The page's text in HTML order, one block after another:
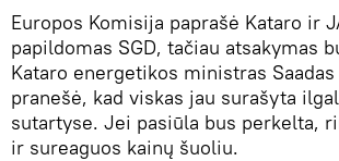
Europos Komisija paprašė Kataro ir
papildomas SGD, tačiau atsakymas
Kataro energetikos ministras Saadas
pranešė, kad viskas jau surašyta
sutartyse. Jei pasiūla bus perkelta,
ir sureaguos kainų šuoliu.